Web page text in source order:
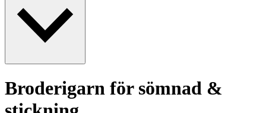
Broderigarn för sömnad &